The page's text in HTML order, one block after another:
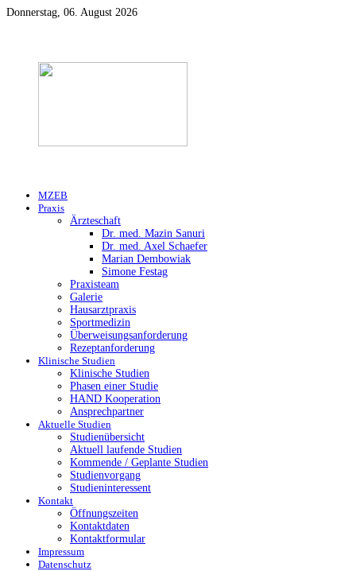
Donnerstag, 06. August 2026
MZEB
Praxis
Ärzteschaft
Dr. med. Mazin Sanuri
Dr. med. Axel Schaefer
Marian Dembowiak
Simone Festag
Praxisteam
Galerie
Hausarztpraxis
Sportmedizin
Überweisungsanforderung
Rezeptanforderung
Klinische Studien
Klinische Studien
Phasen einer Studie
HAND Kooperation
Ansprechpartner
Aktuelle Studien
Studienübersicht
Aktuell laufende Studien
Kommende / Geplante Studien
Studienvorgang
Studieninteressent
Kontakt
Öffnungszeiten
Kontaktdaten
Kontaktformular
Impressum
Datenschutz